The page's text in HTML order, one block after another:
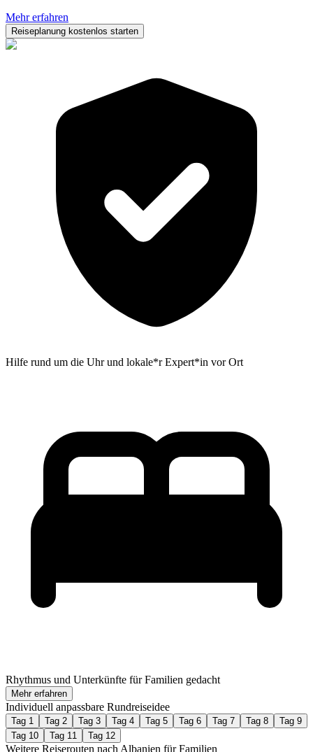
Mehr erfahren
Reiseplanung kostenlos starten
Hilfe rund um die Uhr und lokale*r Expert*in vor Ort
Rhythmus und Unterkünfte für Familien gedacht
Mehr erfahren
Individuell anpassbare Rundreiseidee
Tag 1 Tag 2 Tag 3 Tag 4 Tag 5 Tag 6 Tag 7 Tag 8
Tag 9
Tag 10
Tag 11 Tag 12
Weitere Reiserouten nach Albanien für Familien